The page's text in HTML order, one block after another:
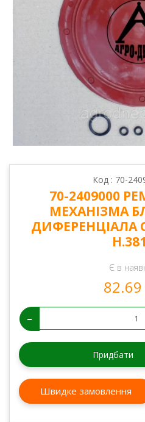
Код : 70-
70-2409000
МЕХАНІЗМА
ДИФЕРЕНЦІАЛА
Є в
82.69
-
Придбати
Швидке замовлення